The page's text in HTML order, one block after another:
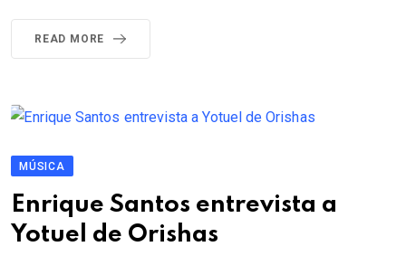
READ MORE
MÚSICA
Enrique Santos entrevista a
Yotuel de Orishas